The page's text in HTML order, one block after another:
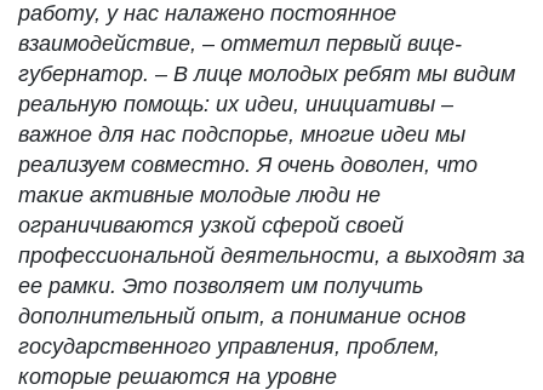
работу, у нас налажено постоянное
взаимодействие, – отметил первый вице-
губернатор. – В лице молодых ребят мы видим
реальную помощь: их идеи, инициативы –
важное для нас подспорье, многие идеи мы
реализуем совместно. Я очень доволен, что
такие активные молодые люди не
ограничиваются узкой сферой своей
профессиональной деятельности, а выходят за
ее рамки. Это позволяет им получить
дополнительный опыт, а понимание основ
государственного управления, проблем,
которые решаются на уровне